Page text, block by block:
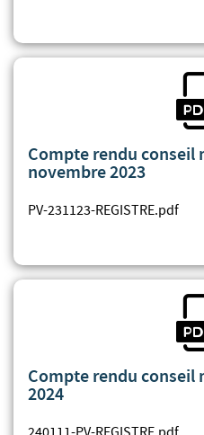
Compte rendu conseil
novembre 2023
PV-231123-REGISTRE.pdf
Compte rendu conseil
2024